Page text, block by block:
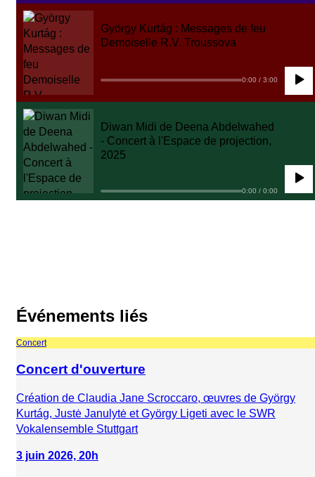
György Kurtág : Messages de feu
Demoiselle R.V. Troussova
0:00 / 3:00
Diwan Midi de Deena Abdelwahed
- Concert à l'Espace de projection,
2025
0:00 / 0:00
Événements liés
Concert
Concert d'ouverture
Création de Claudia Jane Scroccaro, œuvres de György
Kurtág, Justė Janulytė et György Ligeti avec le SWR
Vokalensemble Stuttgart
3 juin 2026, 20h